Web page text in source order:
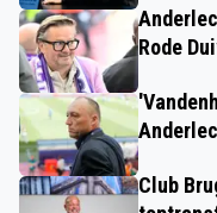
Rode
Club